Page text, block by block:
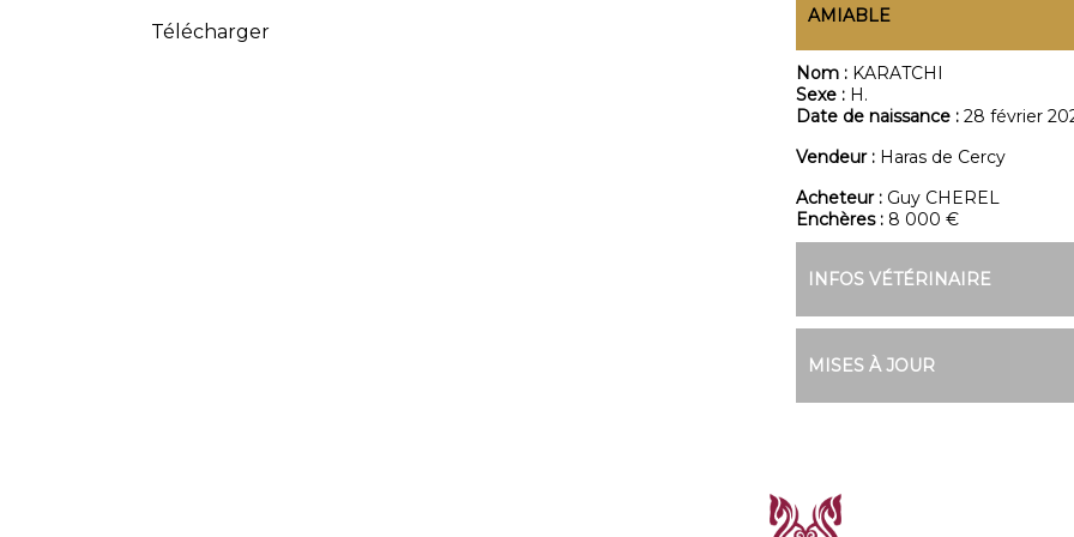
Télécharger
AMIABLE
Nom : KARATCHI
Sexe : H.
Date de naissance : 28 février
Vendeur : Haras de Cercy
Acheteur : Guy CHEREL
Enchères : 8 000 €
INFOS VÉTÉRINAIRE
MISES À JOUR